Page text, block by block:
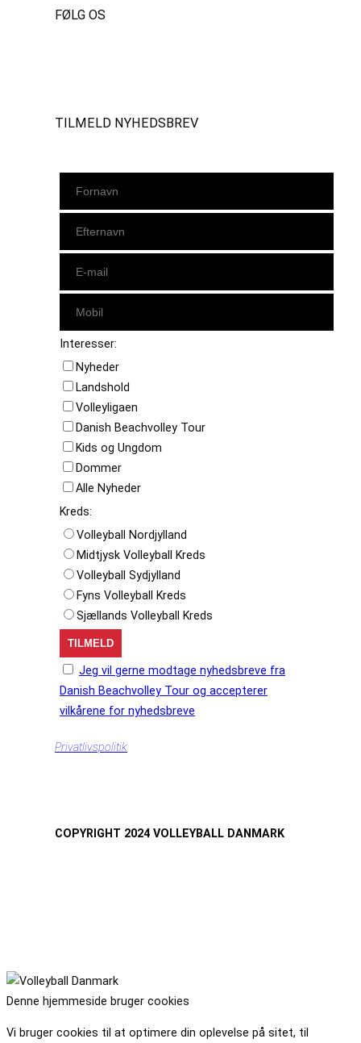
FØLG OS
TILMELD NYHEDSBREV
Interesser:
Nyheder
Landshold
Volleyligaen
Danish Beachvolley Tour
Kids og Ungdom
Dommer
Alle Nyheder
Kreds:
Volleyball Nordjylland
Midtjysk Volleyball Kreds
Volleyball Sydjylland
Fyns Volleyball Kreds
Sjællands Volleyball Kreds
Jeg vil gerne modtage nyhedsbreve fra
Danish Beachvolley Tour og accepterer
vilkårene for nyhedsbreve
Privatlivspolitik
COPYRIGHT 2024 VOLLEYBALL DANMARK
Denne hjemmeside bruger cookies
Vi bruger cookies til at optimere din oplevelse på sitet, til